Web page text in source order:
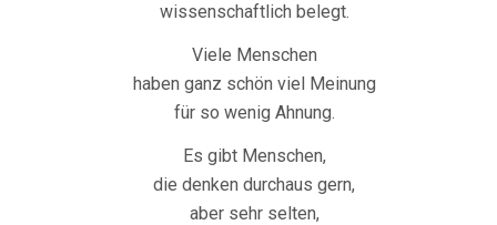
wissenschaftlich belegt.
Viele Menschen
haben ganz schön viel Meinung
für so wenig Ahnung.
Es gibt Menschen,
die denken durchaus gern,
aber sehr selten,